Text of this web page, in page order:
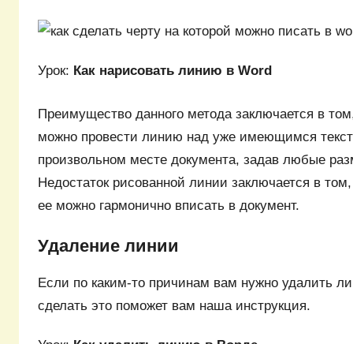
Урок: Как нарисовать линию в Word
Преимущество данного метода заключается в
можно провести линию над уже имеющимся
произвольном месте документа, задав любые
Недостаток рисованной линии заключается в
ее можно гармонично вписать в документ.
Удаление линии
Если по каким-то причинам вам нужно удалить
сделать это поможет вам наша инструкция.